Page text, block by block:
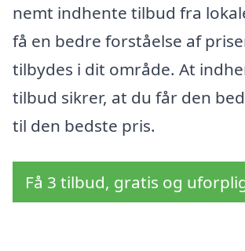
nemt indhente tilbud fra
få en bedre forståelse af
tilbydes i dit område. At
tilbud sikrer, at du får den
til den bedste pris.
Få 3 tilbud, gratis og